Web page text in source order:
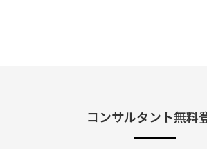
コンサルタント無料